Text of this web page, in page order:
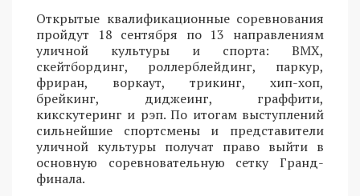
Открытые квалификационные соревнования
пройдут 18 сентября по 13 направлениям
уличной культуры и спорта: BMX,
скейтбординг, роллерблейдинг, паркур,
фриран, воркаут, трикинг, хип-хоп,
брейкинг, диджеинг, граффити,
кикскутеринг и рэп. По итогам выступлений
сильнейшие спортсмены и представители
уличной культуры получат право выйти в
основную соревновательную сетку Гранд-
финала.